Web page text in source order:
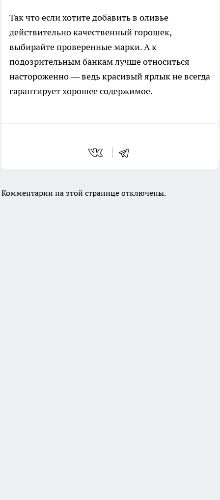
Так что если хотите добавить в оливье
действительно качественный горошек,
выбирайте проверенные марки. А к
подозрительным банкам лучше относиться
настороженно — ведь красивый ярлык не всегда
гарантирует хорошее содержимое.
Комментарии на этой странице отключены.